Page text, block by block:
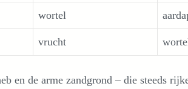
wortel
vrucht
en de arme zandgrond – die steeds